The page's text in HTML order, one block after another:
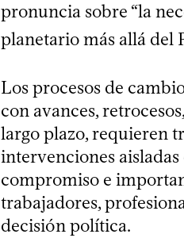
pronuncia sobre “la
planetario más allá del
Los procesos de
con avances,
largo plazo, requieren
intervenciones
compromiso e
trabajadores,
decisión política.